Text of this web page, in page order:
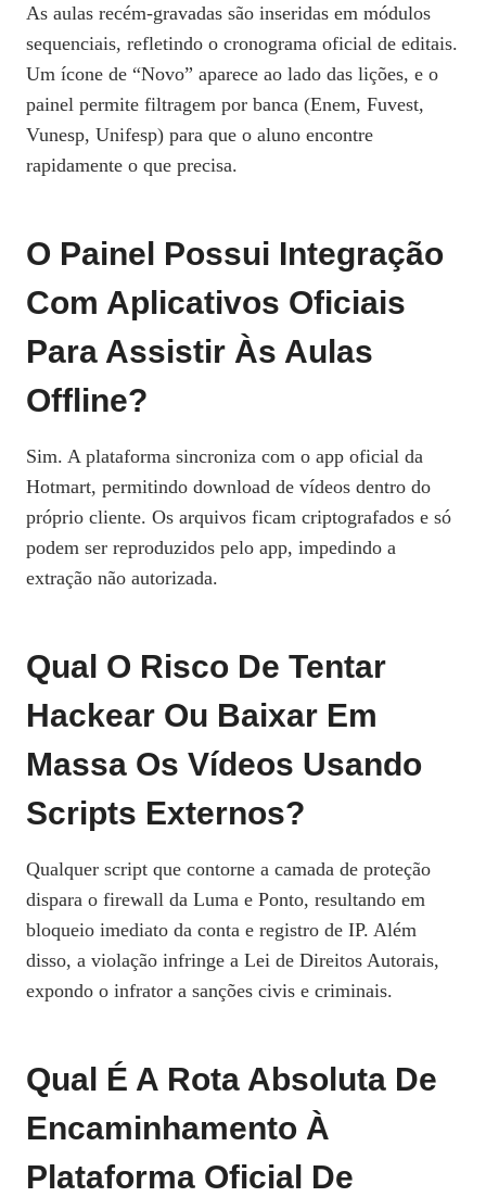
As aulas recém‑gravadas são inseridas em módulos
sequenciais, refletindo o cronograma oficial de editais.
Um ícone de “Novo” aparece ao lado das lições, e o
painel permite filtragem por banca (Enem, Fuvest,
Vunesp, Unifesp) para que o aluno encontre
rapidamente o que precisa.
O Painel Possui Integração
Com Aplicativos Oficiais
Para Assistir Às Aulas
Offline?
Sim. A plataforma sincroniza com o app oficial da
Hotmart, permitindo download de vídeos dentro do
próprio cliente. Os arquivos ficam criptografados e só
podem ser reproduzidos pelo app, impedindo a
extração não autorizada.
Qual O Risco De Tentar
Hackear Ou Baixar Em
Massa Os Vídeos Usando
Scripts Externos?
Qualquer script que contorne a camada de proteção
dispara o firewall da Luma e Ponto, resultando em
bloqueio imediato da conta e registro de IP. Além
disso, a violação infringe a Lei de Direitos Autorais,
expondo o infrator a sanções civis e criminais.
Qual É A Rota Absoluta De
Encaminhamento À
Plataforma Oficial De